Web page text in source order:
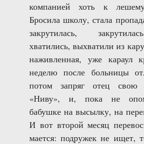
компанией хоть к
Бросила школу, стала
закрутилась,
хватились, выхватили из
наживленная, уже караул
неделю после больницы
потом запряг отец свою
«Ниву», и, пока не
бабушке на высылку, на
И вот второй месяц
мается: подружек не ищет,